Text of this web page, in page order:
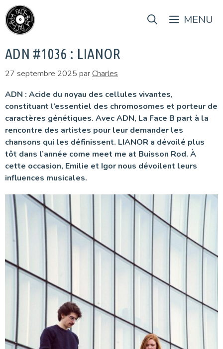
Aller
au
contenu
MENU
ADN #1036 : LIANOR
27 septembre 2025 parCharles
ADN : Acide du noyau des cellules vivantes,
constituant l’essentiel des chromosomes et porteur de
caractères génétiques. Avec ADN, La Face B part à la
rencontre des artistes pour leur demander les
chansons qui les définissent. LIANOR a dévoilé plus
tôt dans l’année come meet me at Buisson Rod. À
cette occasion, Emilie et Igor nous dévoilent leurs
influences musicales.